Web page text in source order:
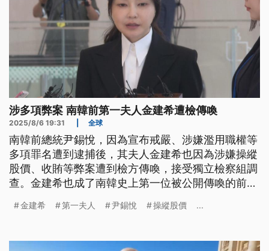
涉多項弊案 南韓前第一夫人金建希遭檢傳喚
2025/8/6 19:31 全球
南韓前總統尹錫悅，因為宣布戒嚴、涉嫌濫用職權等
多項罪名遭到逮捕後，其夫人金建希也因為涉嫌操縱
股價、收賄等弊案遭到檢方傳喚，接受獨立檢察組調
查。金建希也成了南韓史上第一位被公開傳喚的前第
希可能將成為南韓史上第一對被逮捕的前總統夫妻。
金建希 第一夫人 尹錫悅 操縱股價 ...